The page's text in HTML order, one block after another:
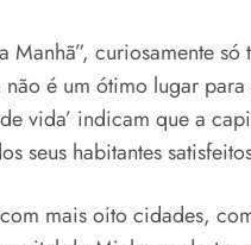
curiosamente
é um ótimo lugar
vida’ indicam que a
seus habitantes
mais oito cidades,